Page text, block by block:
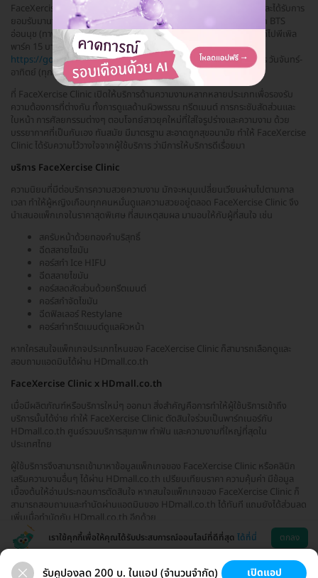
FaceXercise Clinic สถาบันเสริมความงามแบบครบวงจร ที่มีมาตรฐานและได้รับการ
ยอมรับมานาน FaceXercise Clinic ตั้งอยู่ที่เขตสวนหลวง เดินทางสะดวก BTS
อ่อนนุช (ทางออก 3) เดินไปทางปากซอยสุขุมวิท 81 แล้วต่อวินมอเตอร์ไซค์ไปพีเพิล
พาร์ค 15 บาท หรือสามารถกดดูแผนที่ได้ที่ลิ้งค์นี้
https://goo.gl/maps/kzLoKLVHFm... จอดรถในห้าง ฟรี เวลาทำการ วันจันทร์-
อาทิตย์ (ทุกวัน) 11.00-20.00 น. รับคิวสุดท้าย 19.30 น.
ที่ FaceXercise Clinic เปิดให้บริการด้านความงามหลากหลายประเภทเพื่อรองรับ
ความต้องการที่ต่างกัน ทั้งการดูแลด้านผิวพรรณ ทรีตเมนต์ การกระชับสัดส่วนและ
ใบหน้า การศัลยกรรมต่างๆ ตอบโจทย์สาวยุคใหม่ที่ใส่ใจรูปร่างและความงาม ด้วย
บรรยากาศที่เป็นกันเอง ทันสมัย มีมาตรฐาน สะอาดถูกสุขอนามัย ทำให้ FaceXercise
Clinic ได้รับความไว้วางใจจากผู้ใช้บริการ ว่ามีการให้บริการดีเรื่อยมา
บริการ FaceXercise Clinic
ความนิยมที่มีต่อบริการความสวยความงาม มักจะหมุนเปลี่ยนเวียนผ่านไปตามกาล
เวลา ทำให้ผู้หญิงเกือบทุกคนหมั่นดูแลความสวยอยู่ตลอด FaceXercise Clinic จึง
นำเสนอแพ็กเกจในราคาสุดพิเศษ ที่สมเหตุสมผล มามอบให้กับผู้ที่สนใจ เช่น
สครับหน้าด้วยทองคำบริสุทธิ์
ฉีดสลายไขมัน
คอร์สทำ Ice HIFU
ฉีดสลายไขมัน
คอร์สลดสัดส่วนด้วยทรีตเมนต์
คอร์สกำจัดไขมัน
ฉีดฟิลเลอร์ Restylane
คอร์สทำทรีตเมนต์ดูแลผิวหน้า
หากใครสนใจแพ็กเกจประเภทไหนของ FaceXercise Clinic ก็สามารถเลือกดูและ
สอบถามแอดมินได้ผ่าน HDmall.co.th
FaceXercise Clinic x HDmall.co.th
เมื่อมีผลิตภัณฑ์หรือบริการใหม่ๆ ออกมา สิ่งสำคัญคือการทำให้ผู้ใช้บริการเข้าถึง
บริการนั้นได้ง่าย ทำให้ FaceXercise Clinic ตัดสินใจร่วมเป็นพาร์ทเนอร์กับ
HDmall.co.th ศูนย์รวมบริการสุขภาพ ทำฟัน และความงามที่ใหญ่ที่สุดใน
ประเทศไทย
ผู้ใช้บริการจึงสามารถเข้ามาหาข้อมูลแพ็กเกจของ FaceXercise Clinic หรือคลินิก
เสริมความงามอื่นๆ ได้ผ่าน HDmall.co.th เปรียบเทียบราคา ความคุ้มค่า มีข้อมูล
เบื้องต้นให้อ่านประกอบการตัดสินใจ หากสนใจแพ็กเกจของ FaceXercise Clinic ก็
สามารถสอบถามและทำนัดผ่านแอดมินของ HDmall.co.th ได้ทันที แถมยังได้ส่วนลด
เพิ่มเมื่อทำนัดกับ HDmall.co.th อีกด้วย
เราใช้คุกกี้เพื่อให้คุณได้รับประสบการณ์ออนไลน์ที่ดีที่สุด ได้ที่นี่ ตกลง
รับคูปองลด 200 บ. ในแอป (จำนวนจำกัด) เปิดแอป